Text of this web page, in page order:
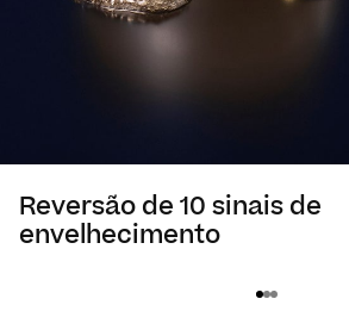
Reversão de 10 sinais de
envelhecimento